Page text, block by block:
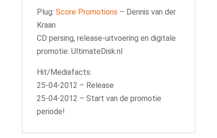
Plug: Score Promotions – Dennis van der
Kraan
CD persing, release-uitvoering en digitale
promotie: UltimateDisk.nl
Hit/Mediafacts:
25-04-2012 – Release
25-04-2012 – Start van de promotie
periode!